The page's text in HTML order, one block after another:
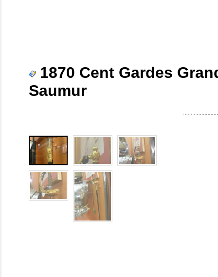
1870 Cent Gardes
Saumur